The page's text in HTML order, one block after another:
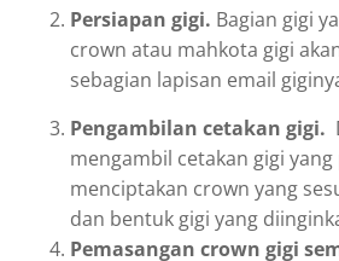
Persiapan gigi. Bagian gigi
crown atau mahkota gigi
sebagian lapisan email
Pengambilan cetakan gigi.
mengambil cetakan gigi
menciptakan crown yang
dan bentuk gigi yang
Pemasangan crown gigi